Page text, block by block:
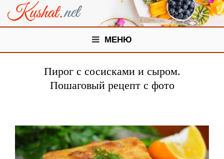
МЕНЮ
Пирог с сосисками и сыром.
Пошаговый рецепт с фото